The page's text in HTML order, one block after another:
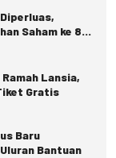
Saham ke 8
Lansia,
Gratis
Baru
Bantuan